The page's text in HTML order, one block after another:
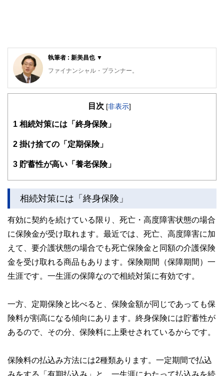
執筆者 : 新美昌也 ▼
ファイナンシャル・プランナー。
ライフプラン・キャッシュフロー分析に基づいた家計相談を
が多い。教育資金、住宅購入、年金、資産運用、保険、離婚
ている。教育資金をテーマにした講演は延べ800校以上の高
また、保険や介護のお金に詳しいファイナンシャル・プラン
る。共著に「これで安心！入院・介護のお金」（技術評論
社）がある。
目次 [非表示]
1 相続対策には「終身保険」
2 掛け捨ての「定期保険」
3 貯蓄性が高い「養老保険」
相続対策には「終身保険」
有効に契約を続けている限り、死亡・高度障害状態の場合
に保険金が受け取れます。最近では、死亡、高度障害に加
えて、要介護状態の場合でも死亡保険金と同額の介護保険
金を受け取れる商品もあります。保険期間（保障期間）一
生涯です。一生涯の保障なので相続対策に有効です。
一方、定期保険と比べると、保険金額が同じであっても保
険料が割高になる傾向にあります。終身保険には貯蓄性が
あるので、その分、保険料に上乗せされているからです。
保険料の払込み方法には2種類あります。一定期間で払込
みをする「有期払込み」と、一生涯にわたって払込みを続